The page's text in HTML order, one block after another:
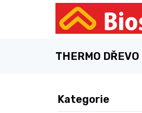
THERMO DŘEVO
Kategorie